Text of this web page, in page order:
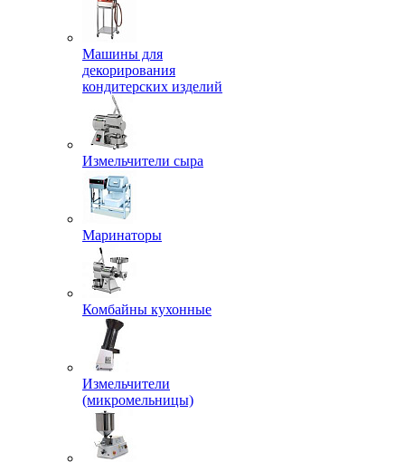
Машины для
декорирования
кондитерских изделий
Измельчители сыра
Маринаторы
Комбайны кухонные
Измельчители
(микромельницы)